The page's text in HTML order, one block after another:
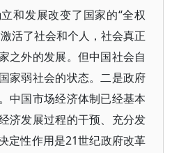
和发展改变了国家的“全权
活了社会和个人，社会真正
之外的发展。但中国社会自
家弱社会的状态。二是政府
中国市场经济体制已经基本
济发展过程的干预、充分发
定性作用是21世纪政府改革